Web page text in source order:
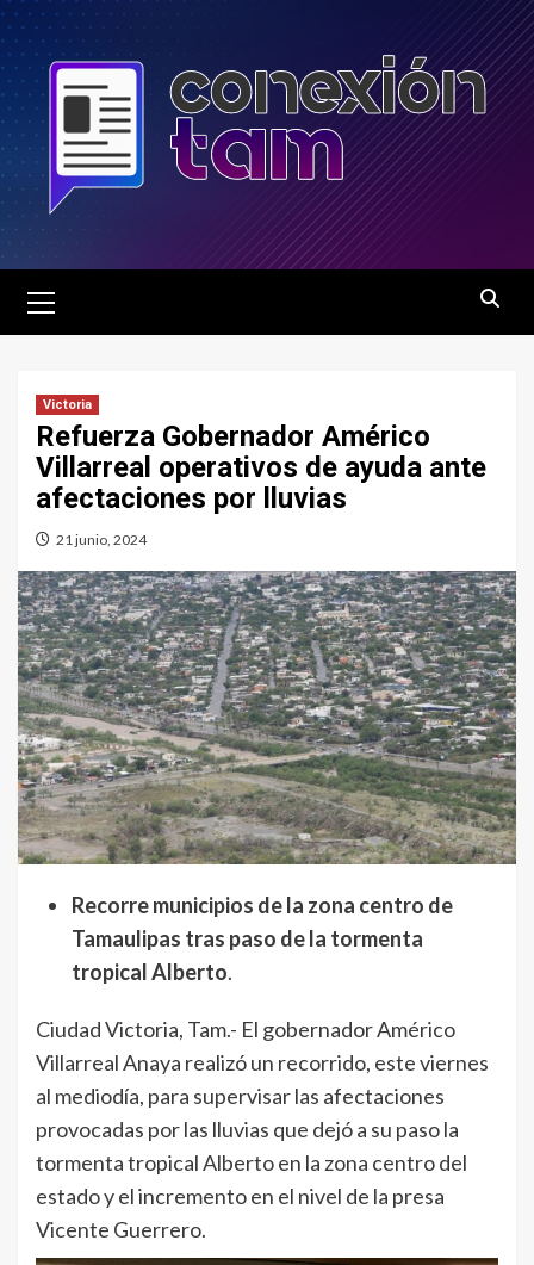
Saltar
al
contenido
principal
Victoria
Refuerza Gobernador Américo
Villarreal operativos de ayuda ante
afectaciones por lluvias
21 junio, 2024
Recorre municipios de la zona centro de
Tamaulipas tras paso de la tormenta
tropical Alberto.
Ciudad Victoria, Tam.- El gobernador Américo
Villarreal Anaya realizó un recorrido, este viernes
al mediodía, para supervisar las afectaciones
provocadas por las lluvias que dejó a su paso la
tormenta tropical Alberto en la zona centro del
estado y el incremento en el nivel de la presa
Vicente Guerrero.